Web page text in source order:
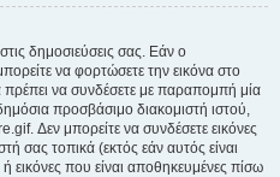
δημοσιεύσεις σας. Εάν ο
να φορτώσετε την εικόνα στο
να συνδέσετε με παραπομπή μία
προσβάσιμο διακομιστή ιστού,
Δεν μπορείτε να συνδέσετε εικόνες
σας τοπικά (εκτός εάν αυτός είναι
εικόνες που είναι αποθηκευμένες πίσω